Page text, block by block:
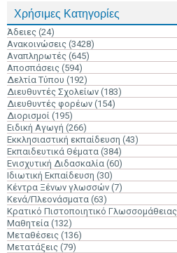
Χρήσιμες Κατηγορίες
Άδειες (24)
Ανακοινώσεις (3428)
Αναπληρωτές (645)
Αποσπάσεις (594)
Δελτία Τύπου (192)
Διευθυντές Σχολείων (183)
Διευθυντές φορέων (154)
Διορισμοί (195)
Ειδική Αγωγή (266)
Εκκλησιαστική εκπαίδευση (43)
Εκπαιδευτικά Θέματα (384)
Ενισχυτική Διδασκαλία (60)
Ιδιωτική Εκπαίδευση (30)
Κέντρα Ξένων γλωσσών (7)
Κενά/Πλεονάσματα (63)
Κρατικό Πιστοποιητικό Γλωσσομάθειας
Μαθητεία (132)
Μεταθέσεις (136)
Μετατάξεις (79)